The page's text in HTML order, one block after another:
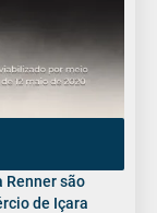
Renner são
de Içara